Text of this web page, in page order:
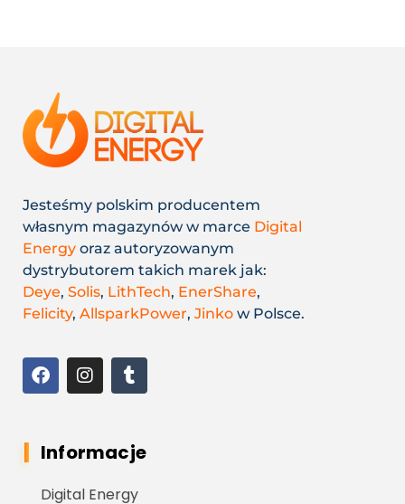
Jesteśmy polskim producentem
własnym magazynów w marce Digital
Energy oraz autoryzowanym
dystrybutorem takich marek jak:
Deye, Solis, LithTech, EnerShare,
Felicity, AllsparkPower, Jinko w Polsce.
Informacje
Digital Energy